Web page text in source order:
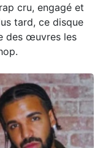
cru, engagé et
tard, ce disque
des œuvres les